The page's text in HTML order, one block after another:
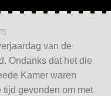
van de
Ondanks dat het die
Kamer waren
gevonden om met